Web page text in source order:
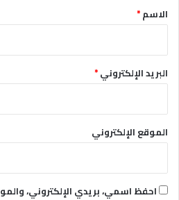
*الاسم*
البريد الإلكتروني*
الموقع الإلكتروني
احفظ اسمي، بريدي الإلكتروني،